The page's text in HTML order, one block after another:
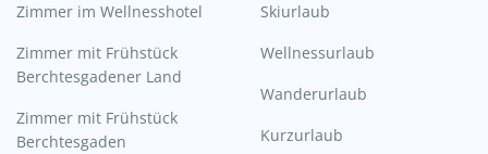
Zimmer im Wellnesshotel
Zimmer mit Frühstück
Berchtesgadener Land
Zimmer mit Frühstück
Berchtesgaden
Skiurlaub
Wellnessurlaub
Wanderurlaub
Kurzurlaub